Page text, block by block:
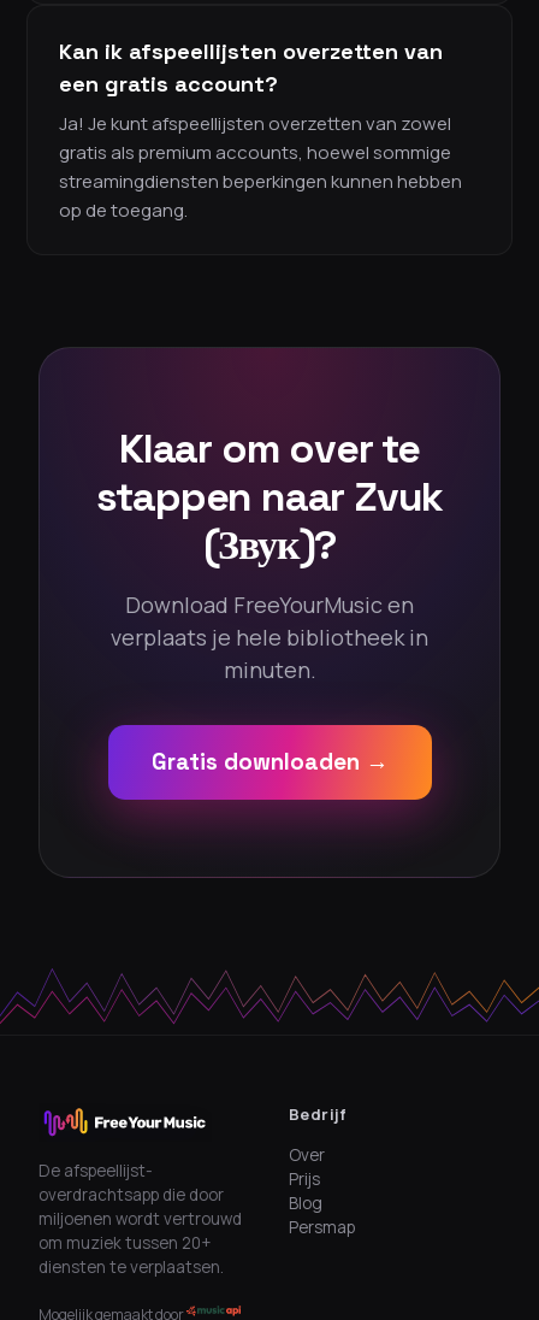
Kan ik afspeellijsten overzetten van
een gratis account?
Ja! Je kunt afspeellijsten overzetten van zowel
gratis als premium accounts, hoewel sommige
streamingdiensten beperkingen kunnen hebben
op de toegang.
Klaar om over te
stappen naar Zvuk
(Звук)?
Download FreeYourMusic en
verplaats je hele bibliotheek in
minuten.
Gratis downloaden →
De afspeellijst-
overdrachtsapp die door
miljoenen wordt vertrouwd
om muziek tussen 20+
diensten te verplaatsen.
Mogelijk gemaakt door
Bedrijf
Over
Prijs
Blog
Persmap